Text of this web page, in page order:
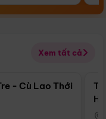
Xem tất cả
Điểm nổi bật
- Cù Lao Thới